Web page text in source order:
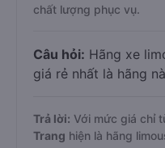
chất lượng phục vụ.
Câu hỏi: Hãng xe
giá rẻ nhất là hãng
Trả lời: Với mức giá chỉ
Trang hiện là hãng